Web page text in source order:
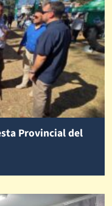
Provincial del